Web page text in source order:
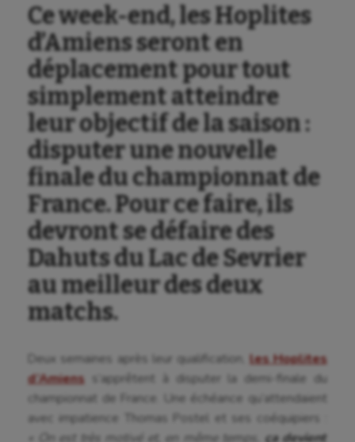
Ce week-end, les Hoplites
d’Amiens seront en
déplacement pour tout
simplement atteindre
leur objectif de la saison :
disputer une nouvelle
finale du championnat de
France. Pour ce faire, ils
devront se défaire des
Dahuts du Lac de Sevrier
au meilleur des deux
matchs.
Deux semaines après leur qualification, les Hoplites
d’Amiens s’apprêtent à disputer la demi-finale du
championnat de France. Une échéance qu’attendaient
avec impatience Thomas Postel et ses coéquipiers :
« On est très motivé et, en même temps, ça devient